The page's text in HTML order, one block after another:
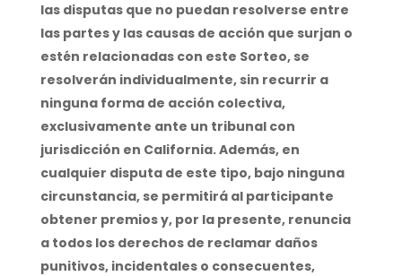
las disputas que no puedan resolverse entre
las partes y las causas de acción que surjan o
estén relacionadas con este Sorteo, se
resolverán individualmente, sin recurrir a
ninguna forma de acción colectiva,
exclusivamente ante un tribunal con
jurisdicción en California. Además, en
cualquier disputa de este tipo, bajo ninguna
circunstancia, se permitirá al participante
obtener premios y, por la presente, renuncia
a todos los derechos de reclamar daños
punitivos, incidentales o consecuentes,